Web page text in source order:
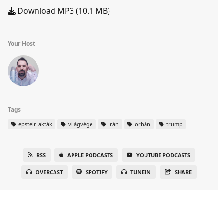
Download MP3 (10.1 MB)
Your Host
Tags
epstein akták világvége irán orbán trump
RSS APPLE PODCASTS YOUTUBE PODCASTS
OVERCAST SPOTIFY TUNEIN SHARE